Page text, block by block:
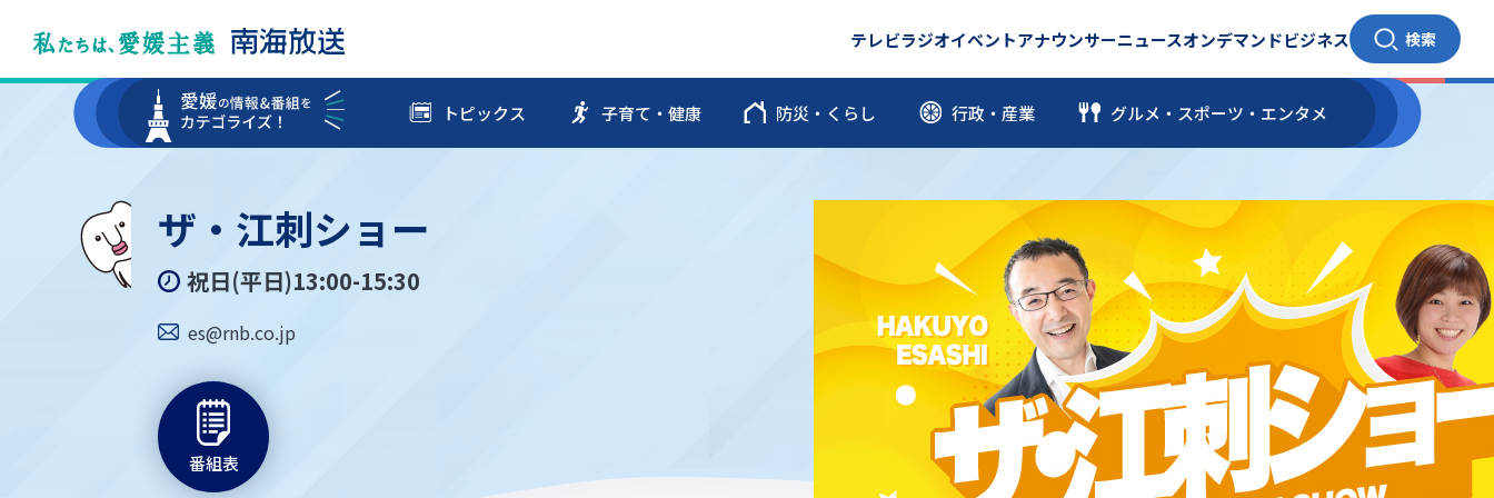
テレビラジオイベントアナウンサーニュースオンデマンドビジネス 検索
トピックス 子育て・健康 防災・くらし 行政・産業 グルメ・スポーツ ・ エンタメ
ザ・江刺ショー
祝日(平日)13:00-15:30
es@rnb.co.jp
番組表